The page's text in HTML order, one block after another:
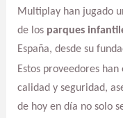
Multiplay han jugado
de los parques
España, desde su
Estos proveedores
calidad y seguridad,
de hoy en día no solo